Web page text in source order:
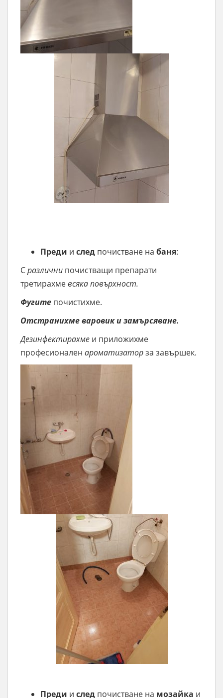
Преди и след почистване на баня:
Сразлични почистващи препарати
третирахмевсяка повърхност.
Фугите почистихме.
Отстранихме варовик и замърсяване.
Дезинфектирахме и приложихме
професионален ароматизаторза завършек.
Преди и след почистване на мозайка и